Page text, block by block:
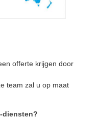
offerte krijgen door
team zal u op maat
diensten?